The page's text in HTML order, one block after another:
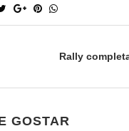
Rally
GOSTAR